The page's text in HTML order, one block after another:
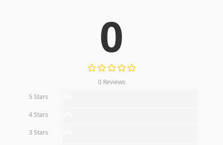
0
0 Reviews
5 Stars
4 Stars
3 Stars